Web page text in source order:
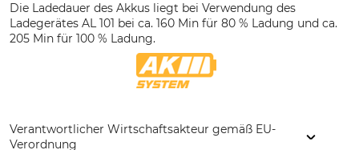
Die Ladedauer des Akkus liegt bei Verwendung des
Ladegerätes AL 101 bei ca. 160 Min für 80 % Ladung und ca.
205 Min für 100 % Ladung.
Verantwortlicher Wirtschaftsakteur gemäß EU-
Verordnung